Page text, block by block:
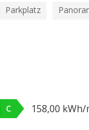
Parkplatz
C 158,00 kWh/